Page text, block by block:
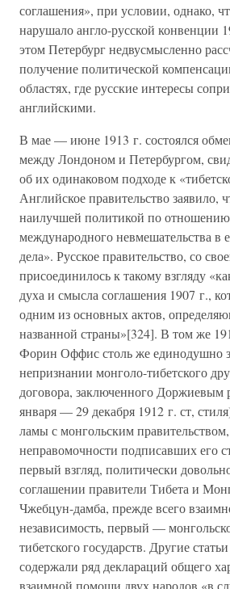
соглашения», при условии, однако,
нарушало англо-русской конвенции
этом Петербург недвусмысленно
получение политической
областях, где русские интересы
английскими.
В мае — июне 1913 г. состоялся
между Лондоном и Петербургом,
об их одинаковом подходе к
Английское правительство заявило,
наилучшей политикой по
международного невмешательства в
дела». Русское правительство, со
присоединилось к такому взгляду
духа и смысла соглашения 1907 г.,
одним из основных актов,
названной страны»[324]. В том же
Форин Оффис столь же единодушно
непризнании монголо-тибетского
договора, заключенного Доржиевым
января — 29 декабря 1912 г. ст,
ламы с монгольским
неправомочности подписавших его
первый взгляд, политически
соглашении правители Тибета и
Чжебцун-дамба, прежде всего
независимость, первый —
тибетского государств. Другие
содержали ряд деклараций общего
взаимной помощи двух народов «в